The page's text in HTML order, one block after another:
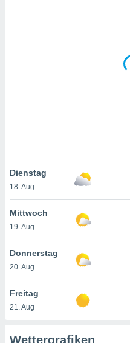
nicht
von
und
auf
klicken.
Dienstag
18. Aug
Mittwoch
19. Aug
Donnerstag
20. Aug
Freitag
21. Aug
Wettergrafiken